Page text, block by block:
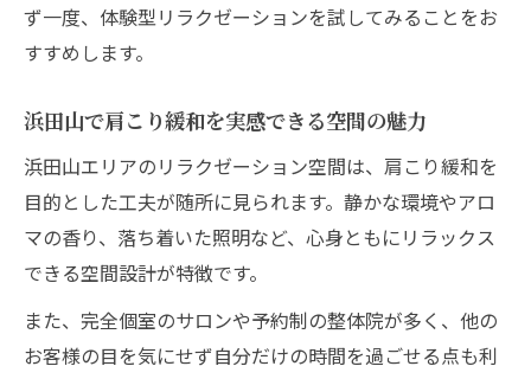
ず一度、体験型リラクゼーションを試してみることをお
すすめします。
浜田山で肩こり緩和を実感できる空間の魅力
浜田山エリアのリラクゼーション空間は、肩こり緩和を
目的とした工夫が随所に見られます。静かな環境やアロ
マの香り、落ち着いた照明など、心身ともにリラックス
できる空間設計が特徴です。
また、完全個室のサロンや予約制の整体院が多く、他の
お客様の目を気にせず自分だけの時間を過ごせる点も利